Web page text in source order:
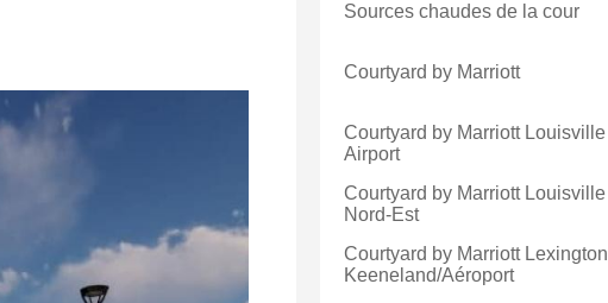
Sources chaudes de la cour
Courtyard by Marriott
Courtyard by Marriott Louisville
Airport
Courtyard by Marriott Louisville
Nord-Est
Courtyard by Marriott Lexington
Keeneland/Aéroport